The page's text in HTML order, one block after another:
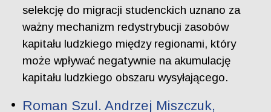
selekcję do migracji studenckich uznano za
ważny mechanizm redystrybucji zasobów
kapitału ludzkiego między regionami, który
może wpływać negatywnie na akumulację
kapitału ludzkiego obszaru wysyłającego.
Roman Szul. Andrzej Miszczuk,